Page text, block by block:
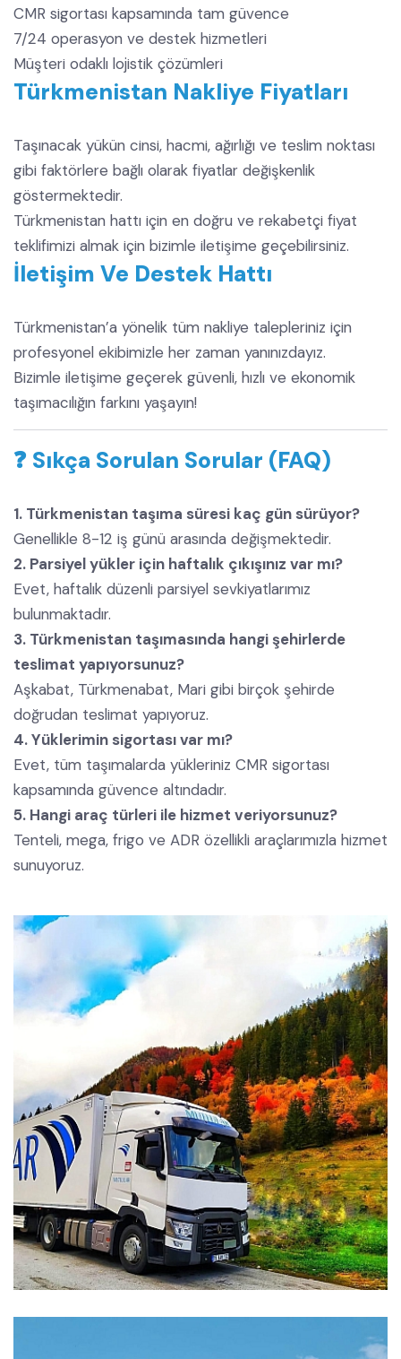
CMR sigortası kapsamında tam güvence
7/24 operasyon ve destek hizmetleri
Müşteri odaklı lojistik çözümleri
Türkmenistan Nakliye Fiyatları
Taşınacak yükün cinsi, hacmi, ağırlığı ve teslim noktası
gibi faktörlere bağlı olarak fiyatlar değişkenlik
göstermektedir.
Türkmenistan hattı için en doğru ve rekabetçi fiyat
teklifimizi almak için bizimle iletişime geçebilirsiniz.
İletişim Ve Destek Hattı
Türkmenistan’a yönelik tüm nakliye talepleriniz için
profesyonel ekibimizle her zaman yanınızdayız.
Bizimle iletişime geçerek güvenli, hızlı ve ekonomik
taşımacılığın farkını yaşayın!
❓ Sıkça Sorulan Sorular (FAQ)
1. Türkmenistan taşıma süresi kaç gün sürüyor?
Genellikle 8-12 iş günü arasında değişmektedir.
2. Parsiyel yükler için haftalık çıkışınız var mı?
Evet, haftalık düzenli parsiyel sevkiyatlarımız
bulunmaktadır.
3. Türkmenistan taşımasında hangi şehirlerde
teslimat yapıyorsunuz?
Aşkabat, Türkmenabat, Mari gibi birçok şehirde
doğrudan teslimat yapıyoruz.
4. Yüklerimin sigortası var mı?
Evet, tüm taşımalarda yükleriniz CMR sigortası
kapsamında güvence altındadır.
5. Hangi araç türleri ile hizmet veriyorsunuz?
Tenteli, mega, frigo ve ADR özellikli araçlarımızla hizmet
sunuyoruz.